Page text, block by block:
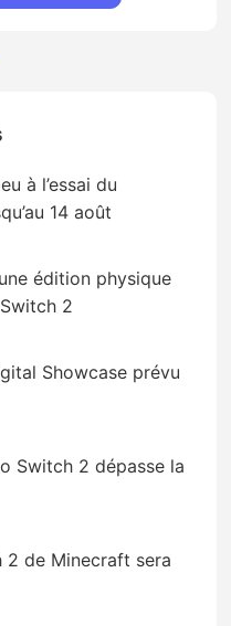
à l’essai du
14 août
édition physique
2
Showcase prévu
Switch 2 dépasse la
2 de Minecraft sera